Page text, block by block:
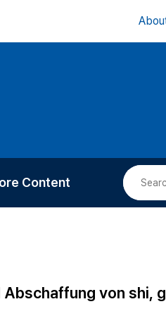
Content
von shi,